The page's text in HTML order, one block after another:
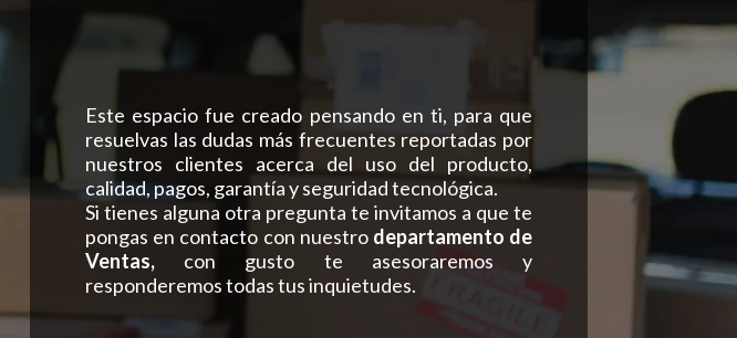
Este espacio fue creado pensando en ti, para que
resuelvas las dudas más frecuentes reportadas por
nuestros clientes acerca del uso del producto,
calidad, pagos, garantía y seguridad tecnológica.
Si tienes alguna otra pregunta te invitamos a que te
pongas en contacto con nuestro departamento de
Ventas,
con gusto te asesoraremos y
responderemos todas tus inquietudes.